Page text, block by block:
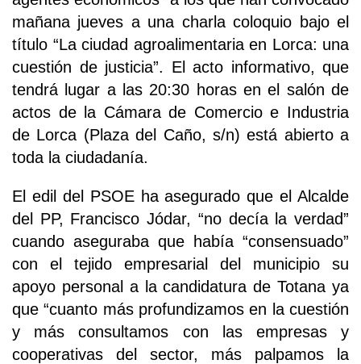
mañana jueves a una charla coloquio bajo el
título “La ciudad agroalimentaria en Lorca: una
cuestión de justicia”. El acto informativo, que
tendrá lugar a las 20:30 horas en el salón de
actos de la Cámara de Comercio e Industria
de Lorca (Plaza del Caño, s/n) está abierto a
toda la ciudadanía.
El edil del PSOE ha asegurado que el Alcalde
del PP, Francisco Jódar, “no decía la verdad”
cuando aseguraba que había “consensuado”
con el tejido empresarial del municipio su
apoyo personal a la candidatura de Totana ya
que “cuanto más profundizamos en la cuestión
y más consultamos con las empresas y
cooperativas del sector, más palpamos la